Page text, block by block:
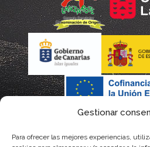
Gestionar
Para ofrecer las mejores experiencias,